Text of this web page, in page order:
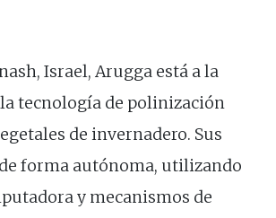
Israel, Arugga está a la
tecnología de polinización
de invernadero. Sus
forma autónoma, utilizando
y mecanismos de